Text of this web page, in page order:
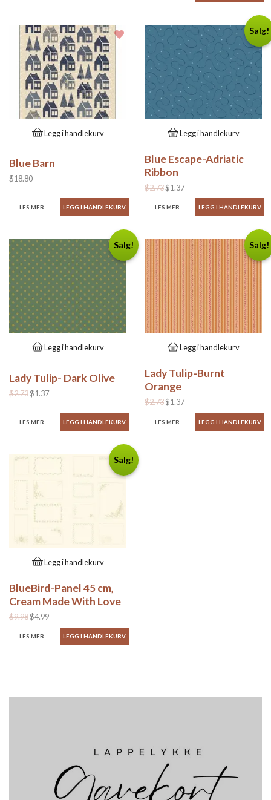
Legg i handlekurv
Blue Barn
$18.80
LES MER
Salg!
Legg i handlekurv
Blue Escape-Adriatic
Ribbon
$2.73$1.37
LES MER
Salg!
Legg i handlekurv
Lady Tulip- Dark Olive
$2.73$1.37
LES MER
Salg!
Legg i handlekurv
Lady Tulip-Burnt
Orange
$2.73$1.37
LES MER
Salg!
Legg i handlekurv
BlueBird-Panel 45 cm,
Cream Made With Love
$9.98$4.99
LES MER